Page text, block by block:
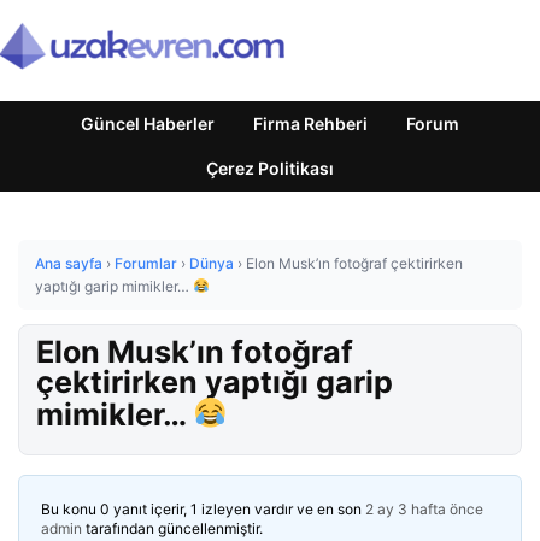
Güncel Haberler Firma Rehberi Forum
Çerez Politikası
Ana sayfa › Forumlar › Dünya › Elon Musk’ın fotoğraf çektirirken
yaptığı garip mimikler…
Elon Musk’ın fotoğraf
çektirirken yaptığı garip
mimikler…
Bu konu 0 yanıt içerir, 1 izleyen vardır ve en son 2 ay 3 hafta önce
admin tarafından güncellenmiştir.